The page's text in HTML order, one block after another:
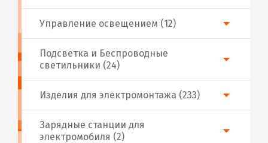
Подсветка и Беспроводные
светильники (24)
Изделия для электромонтажа (233)
Управление освещением (12)
Зарядные станции для
электромобиля (2)